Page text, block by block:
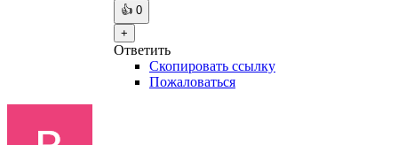
👍 0
+
Ответить
Скопировать ссылку
Пожаловаться